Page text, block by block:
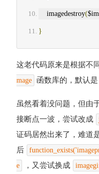
    imagedestroy
($im
}
这老代码原来是根据不
mage
函数库的，默认是
虽然看着没问题，但由
接断点一波，尝试改成
证码居然出来了，难道
后
e
，又尝试换成